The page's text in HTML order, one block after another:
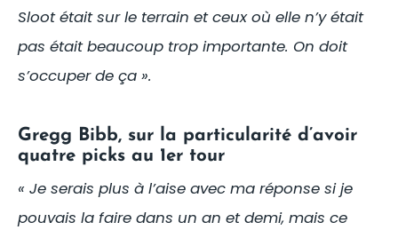
Sloot était sur le terrain et ceux où elle n’y était
pas était beaucoup trop importante. On doit
s’occuper de ça ».
Gregg Bibb, sur la particularité d’avoir
quatre picks au 1er tour
« Je serais plus à l’aise avec ma réponse si je
pouvais la faire dans un an et demi, mais ce